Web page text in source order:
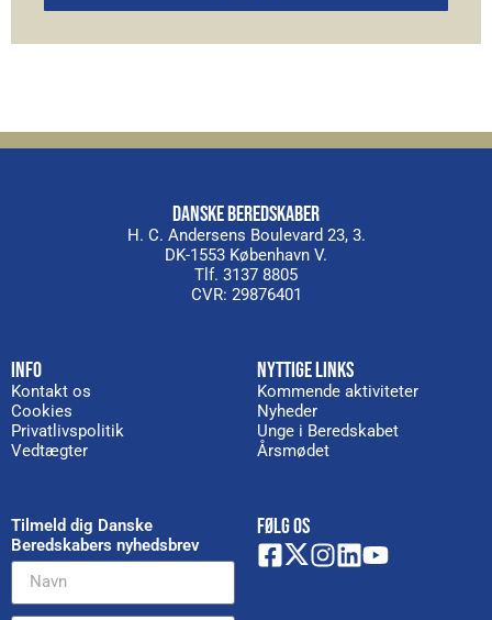
DANSKE BEREDSKABER
H. C. Andersens Boulevard 23, 3.
DK-1553 København V.
Tlf. 3137 8805
CVR: 29876401
INFO
Kontakt os
Cookies
Privatlivspolitik
Vedtægter
NYTTIGE LINKS
Kommende aktiviteter
Nyheder
Unge i Beredskabet
Årsmødet
Tilmeld dig Danske
Beredskabers nyhedsbrev
FØLG OS